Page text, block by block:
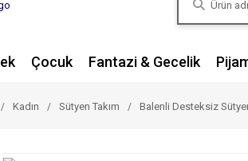
Çocuk Fantazi & Gecelik
Kadın Sütyen Takım Balenli Desteksiz